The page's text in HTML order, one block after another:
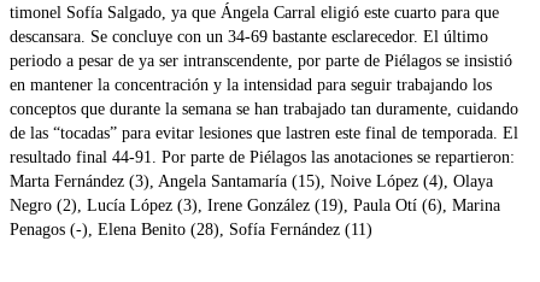
timonel Sofía Salgado, ya que Ángela Carral eligió este cuarto para que
descansara. Se concluye con un 34-69 bastante esclarecedor. El último
periodo a pesar de ya ser intranscendente, por parte de Piélagos se insistió
en mantener la concentración y la intensidad para seguir trabajando los
conceptos que durante la semana se han trabajado tan duramente, cuidando
de las “tocadas” para evitar lesiones que lastren este final de temporada. El
resultado final 44-91. Por parte de Piélagos las anotaciones se repartieron:
Marta Fernández (3), Angela Santamaría (15), Noive López (4), Olaya
Negro (2), Lucía López (3), Irene González (19), Paula Otí (6), Marina
Penagos (-), Elena Benito (28), Sofía Fernández (11)